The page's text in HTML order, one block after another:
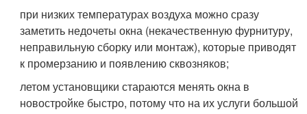
при низких температурах воздуха можно сразу
заметить недочеты окна (некачественную фурнитуру,
неправильную сборку или монтаж), которые приводят
к промерзанию и появлению сквозняков;
летом установщики стараются менять окна в
новостройке быстро, потому что на их услуги большой